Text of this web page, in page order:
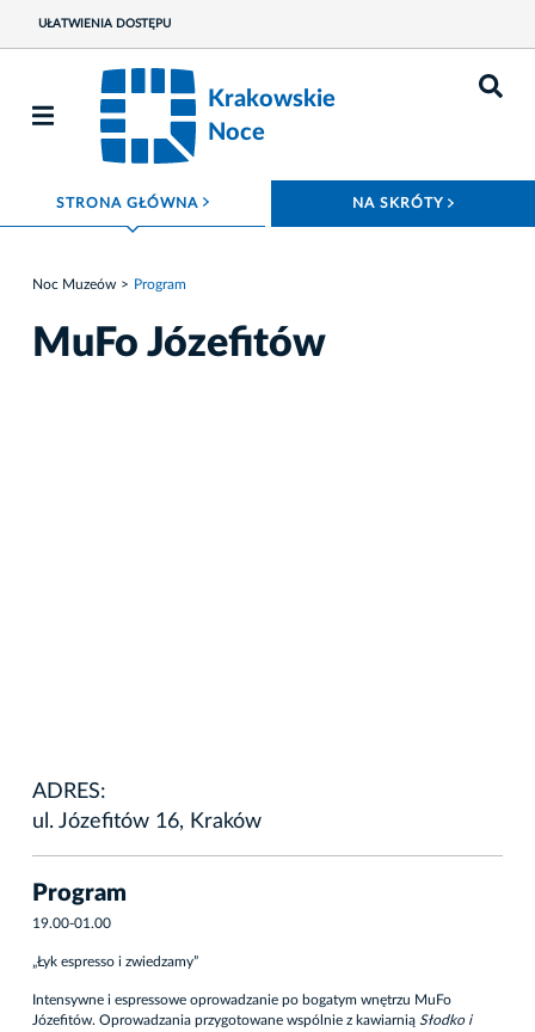
UŁATWIENIA DOSTĘPU
Krakowskie
Noce
STRONA GŁÓWNA ROZWIŃ MENU NA SKRÓTY
Noc Muzeów Program
MuFo Józefitów
ADRES:
ul. Józefitów 16, Kraków
Program
19.00-01.00
„Łyk espresso i zwiedzamy”
Intensywne i espressowe oprowadzanie po bogatym wnętrzu MuFo
Józefitów. Oprowadzania przygotowane wspólnie z kawiarnią Słodko i